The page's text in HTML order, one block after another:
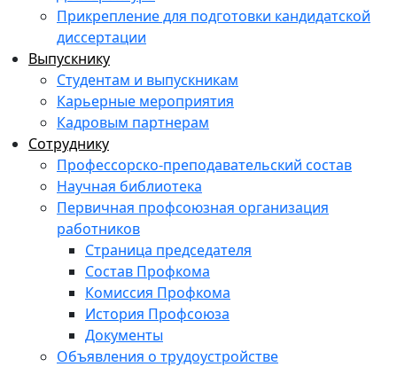
Прикрепление для подготовки кандидатской
диссертации
Выпускнику
Студентам и выпускникам
Карьерные мероприятия
Кадровым партнерам
Сотруднику
Профессорско-преподавательский состав
Научная библиотека
Первичная профсоюзная организация
работников
Страница председателя
Состав Профкома
Комиссия Профкома
История Профсоюза
Документы
Объявления о трудоустройстве